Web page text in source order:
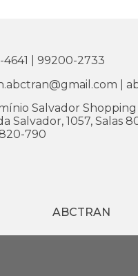
4641 | 99200-2733
|
Salvador
Salvador, 1057, Salas
790
ABCTRAN